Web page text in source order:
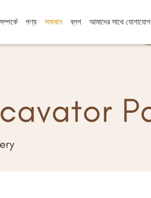
পণ্য সমাধান ব্লগ আমাদের সাথে যোগাযোগ